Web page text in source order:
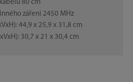
80 cm
záření 2450 MHz
44,9 x 25,9 x 31,8 cm
30,7 x 21 x 30,4 cm